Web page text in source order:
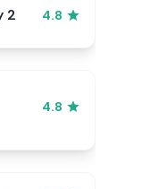
2 4.8
4.8